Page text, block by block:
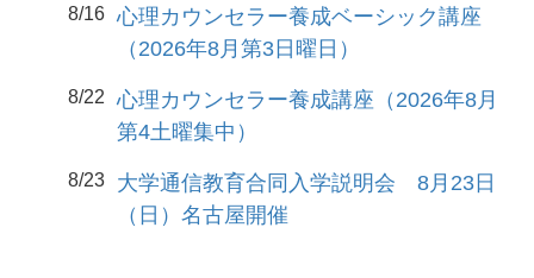
8/16 心理カウンセラー養成ベーシック講座
（2026年8月第3日曜日）
8/22
心理カウンセラー養成講座（2026年8月
第4土曜集中）
8/23
大学通信教育合同入学説明会 8月23日
（日）名古屋開催